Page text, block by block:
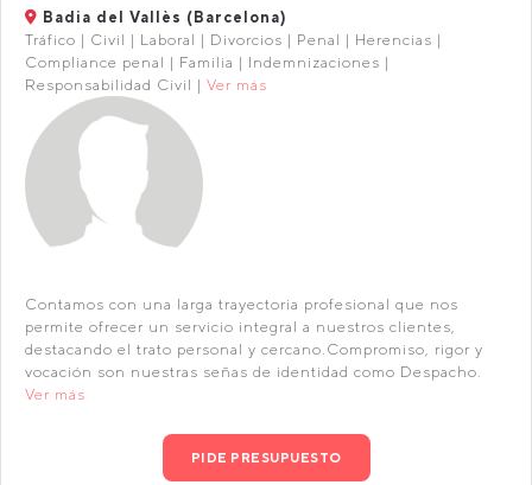
Badia del Vallès (Barcelona)
Tráfico | Civil | Laboral | Divorcios | Penal | Herencias |
Compliance penal | Familia | Indemnizaciones |
Responsabilidad Civil | Ver más
Contamos con una larga trayectoria profesional que nos
permite ofrecer un servicio integral a nuestros clientes,
destacando el trato personal y cercano.Compromiso, rigor y
vocación son nuestras señas de identidad como Despacho.
Ver más
PIDE PRESUPUESTO